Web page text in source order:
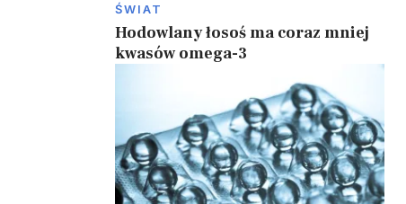
ŚWIAT
Hodowlany łosoś ma coraz mniej
kwasów omega-3